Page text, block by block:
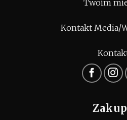
Twoim
Kontakt Media/